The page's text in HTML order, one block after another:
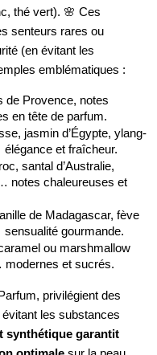
thé vert). 🌸 Ces
senteurs rares ou
(en évitant les
emblématiques :
de Provence, notes
en tête de parfum.
jasmin d’Égypte, ylang-
et fraîcheur.
santal d’Australie,
notes chaleureuses et
de Madagascar, fève
gourmande.
ou marshmallow
et sucrés.
privilégient des
les substances
synthétique garantit